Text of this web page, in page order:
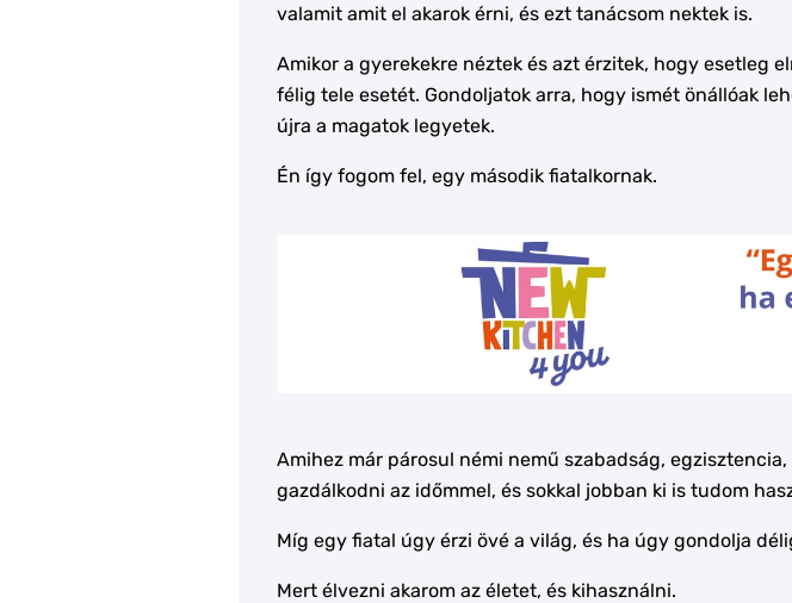
valamit amit el akarok érni, és ezt tanácsom nektek is.
Amikor a gyerekekre néztek és azt érzitek, hogy esetleg
félig tele esetét. Gondoljatok arra, hogy ismét önállóak
újra a magatok legyetek.
Én így fogom fel, egy második fiatalkornak.
Amihez már párosul némi nemű szabadság,
gazdálkodni az időmmel, és sokkal jobban ki is tudom
Míg egy fiatal úgy érzi övé a világ, és ha úgy gondolja
Mert élvezni akarom az életet, és kihasználni.